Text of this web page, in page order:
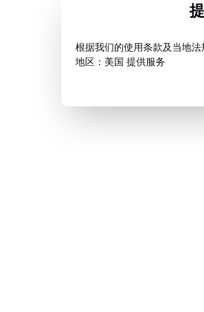
根据我们的使用条款及当地
地区：美国 提供服务